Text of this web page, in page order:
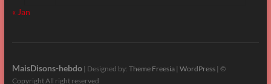
« Jan
MaisDisons-hebdo| Designed by: Theme Freesia| WordPress| ©
Copyright All right reserved